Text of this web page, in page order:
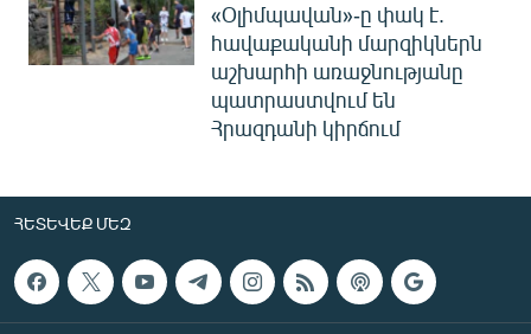
«Օլիմպավան»-ը փակ է.
հավաքականի մարզիկներն
աշխարհի առաջնությանը
պատրաստվում են
Հրազդանի կիրճում
ՀԵՏԵՎԵՔ ՄԵԶ